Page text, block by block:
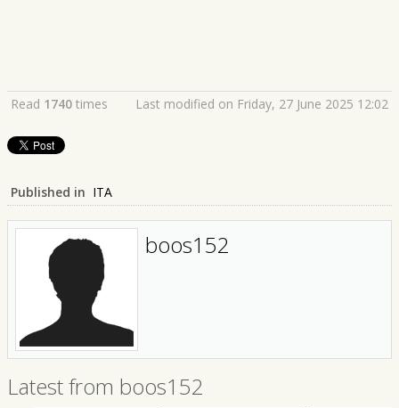
Read 1740 times Last modified on Friday, 27 June 2025 12:02
Published in ITA
boos152
Latest from boos152